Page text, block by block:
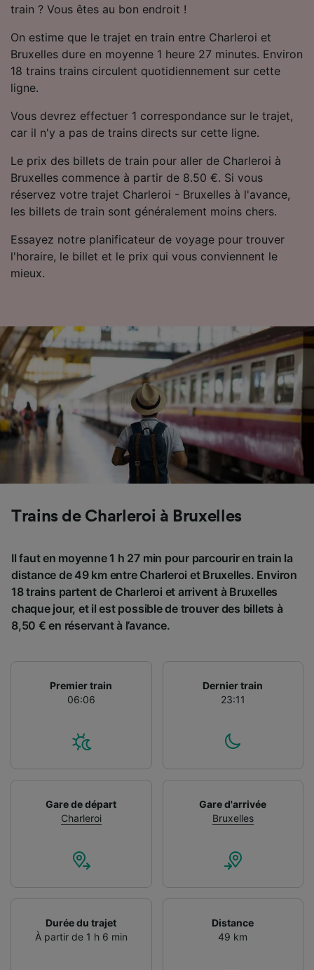
train ? Vous êtes au bon endroit !
On estime que le trajet en train entre Charleroi et
Bruxelles dure en moyenne 1 heure 27 minutes. Environ
18 trains trains circulent quotidiennement sur cette
ligne.
Vous devrez effectuer 1 correspondance sur le trajet,
car il n'y a pas de trains directs sur cette ligne.
Le prix des billets de train pour aller de Charleroi à
Bruxelles commence à partir de 8.50 €. Si vous
réservez votre trajet Charleroi - Bruxelles à l'avance,
les billets de train sont généralement moins chers.
Essayez notre planificateur de voyage pour trouver
l'horaire, le billet et le prix qui vous conviennent le
mieux.
Trains de Charleroi à Bruxelles
Il faut en moyenne 1 h 27 min pour parcourir en train la
distance de 49 km entre Charleroi et Bruxelles. Environ
18 trains partent de Charleroi et arrivent à Bruxelles
chaque jour, et il est possible de trouver des billets à
8,50 € en réservant à l’avance.
Premier train
06:06
Dernier train
23:11
Gare de départ
Charleroi
Gare d'arrivée
Bruxelles
Durée du trajet
À partir de 1 h 6 min
Distance
49 km
Utiliser des données de géolocalisation
caractéristiques de l’appareil pour
l’identification. Stocker et/ou accéder à des
informations sur un appareil. Publicités et
contenu personnalisés, mesure de
performance des publicités et du contenu,
études d’audience et développement de
services.